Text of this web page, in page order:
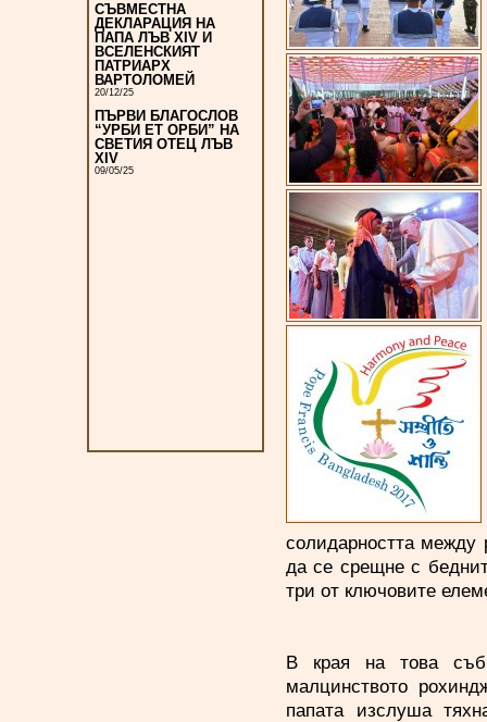
СЪВМЕСТНА
ДЕКЛАРАЦИЯ НА
ПАПА ЛЪВ XIV И
ВСЕЛЕНСКИЯТ
ПАТРИАРХ
ВАРТОЛОМЕЙ
20/12/25
ПЪРВИ БЛАГОСЛОВ
“УРБИ ЕТ ОРБИ” НА
СВЕТИЯ ОТЕЦ ЛЪВ
XIV
09/05/25
солидарността между
да се срещне с
три от ключовите
В края на това
малцинството
папата изслуша